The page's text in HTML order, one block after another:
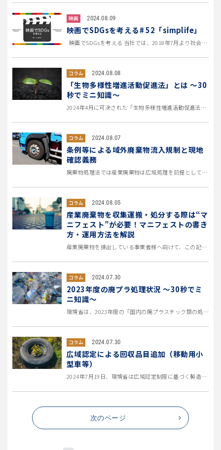
映画 2024.08.09
映画でSDGsを考える# 52「simplife」
映画でSDGsを考える 当社では、2018年7月より社会課題に関連する映画を社内で上映しています。 チーム...
コラム 2024.08.08
「生物多様性増進活動促進法」とは ～30
秒でミニ知識～
2024年4月に可決された「生物多様性増進活動促進法」。 このページではそんな新たな法律の概要をミニ知識としてお届けしま...
コラム 2024.08.07
条例等による域外廃棄物流入規制と現地
確認義務
廃棄物処理法では産業廃棄物は広域処理を前提としており、自治体による域外廃棄物流入規制を認める規定はありません。また、排出...
コラム 2024.08.05
産業廃棄物を収集運搬・処分する際は“マ
ニフェスト”が必要！マニフェストの書き
方・運用方法を解説
産業廃棄物を排出している事業者様へ向けて、この記事では収集運搬・処分する際に必要となる書類“マニフェスト(管理表)”を徹...
コラム 2024.07.30
2023年度の廃プラ処理状況 ～30秒でミ
ニ知識～
環境省は、2023年度の「国内の廃プラスチック類の処理に関する状況調査結果」を公開しました。 近年プラスチックのリサイク...
コラム 2024.07.30
広域認定による回収品目追加（移動用小
型車等）
2024年7月19日、環境省は広域認定制度に基づく製造者の自主的回収品目として、1人用小型車等を追加するためのパブリック...
次のページ